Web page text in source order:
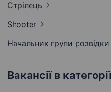
Стрілець
Shooter
Начальник групи розвідки
Вакансії в категорії